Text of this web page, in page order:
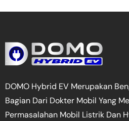
DOMO Hybrid EV Merupakan
Bagian Dari Dokter Mobil Yang
Permasalahan Mobil Listrik Dan